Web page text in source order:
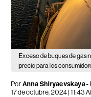
Exceso de buques de gas
precio para los
PorAnna Shiryaevskaya -
17 de octubre, 2024 | 11:43